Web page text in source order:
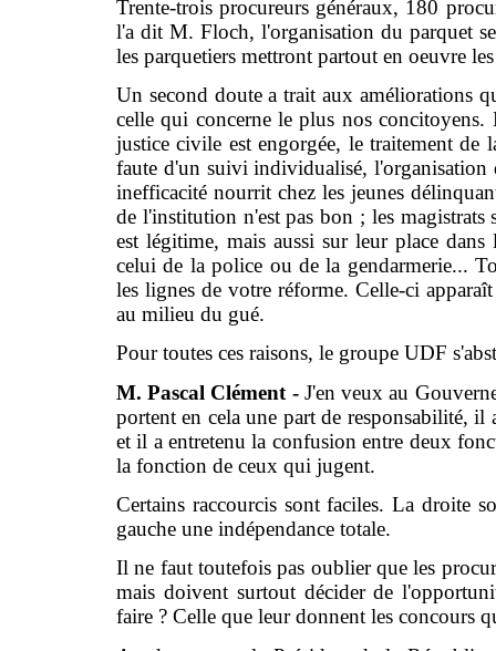
Trente-trois procureurs généraux, 180
l'a dit M. Floch, l'organisation du parquet
les parquetiers mettront partout en oeuvre
Un second doute a trait aux améliorations
celle qui concerne le plus nos concitoyens.
justice civile est engorgée, le traitement de
faute d'un suivi individualisé, l'organisation
inefficacité nourrit chez les jeunes
de l'institution n'est pas bon ; les magistrats
est légitime, mais aussi sur leur place
celui de la police ou de la gendarmerie...
les lignes de votre réforme. Celle-ci
au milieu du gué.
Pour toutes ces raisons, le groupe UDF
M. Pascal Clément - J'en veux au
portent en cela une part de responsabilité,
et il a entretenu la confusion entre deux
la fonction de ceux qui jugent.
Certains raccourcis sont faciles. La droite
gauche une indépendance totale.
Il ne faut toutefois pas oublier que les
mais doivent surtout décider de
faire ? Celle que leur donnent les concours